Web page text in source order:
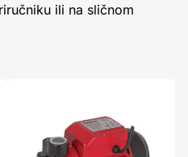
ili na sličnom